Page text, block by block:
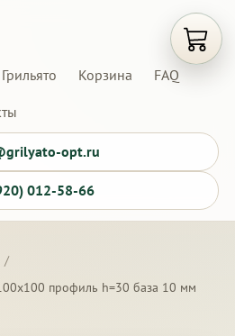
Корзина FAQ
opt.ru
012-58-66
/
профиль h=30 база 10 мм